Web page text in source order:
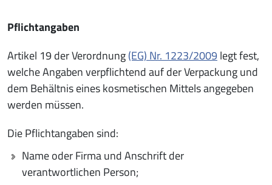
Pflichtangaben
Artikel 19 der Verordnung(EG) Nr. 1223/2009legt fest,
welche Angaben verpflichtend auf der Verpackung und
dem Behältnis eines kosmetischen Mittels angegeben
werden müssen.
Die Pflichtangaben sind:
Name oder Firma und Anschrift der
verantwortlichen Person;